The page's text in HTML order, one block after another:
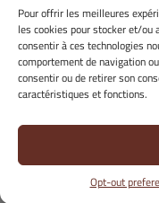
Pour offrir les meilleures
les cookies pour stocker et/ou
consentir à ces technologies
comportement de navigation
consentir ou de retirer son
caractéristiques et fonctions.
Opt-out
Gérer mes
Politique de
Déclaration
Site Officiel - La Chaire
@ 2026
Copyright